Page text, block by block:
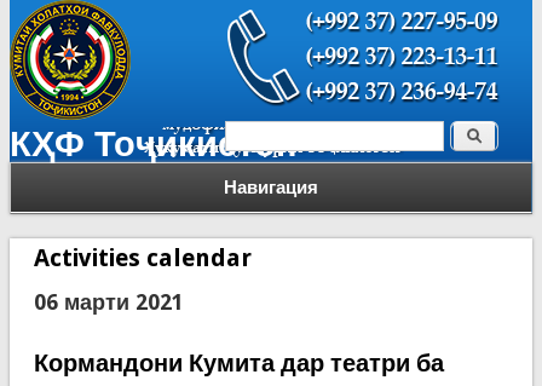
КҲФ Тоҷикистон
Навигация
Форма поиска Поиск
Activities calendar
06 марти 2021
Кормандони Кумита дар театри ба